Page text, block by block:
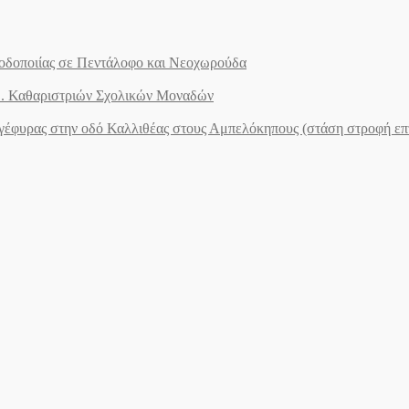
σε Πεντάλοφο και Νεοχωρούδα
Καθαριστριών Σχολικών Μοναδών
στην οδό Καλλιθέας στους Αμπελόκηπους (στάση στροφή